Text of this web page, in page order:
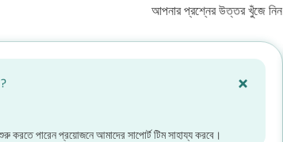
আপনার প্রশ্নের উত্তর খুঁজে নিন
করতে পারেন প্রয়োজনে আমাদের সাপোর্ট টিম সাহায্য করবে।